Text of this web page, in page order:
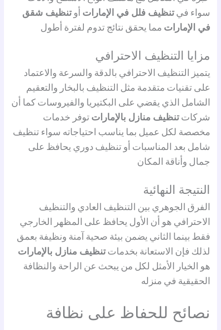
سواء فيتنظيف فلل في الإمارات أوتنظيف شقق
في الإمارات مما يحقق نتائج تدوم لفترة أطول
مزايا التنظيف الاحترافي
يتميز التنظيف الاحترافي بالدقة والسرعة والاعتماد
على تقنيات متقدمة مثل التنظيف بالبخار والتعقيم
الشامل الذي يقضي على البكتيريا والفيروسات كما أن
شركاتتنظيف منازل بالإمارات توفر خدمات
مخصصة لكل عميل بما يناسب احتياجاته سواء تنظيف
شامل بعد المناسبات أو تنظيف دوري يحافظ على
جمال وأناقة المكان
النتيجة النهائية
الفرق الجوهري بين التنظيف العادي والتنظيف
الاحترافي هو أن الأول يحافظ على المظهر الخارجي
فقط بينما الثاني يضمن بيئة صحية آمنة ونظيفة بعمق
لذلك فإن الاستعانة بخدماتتنظيف منازل بالإمارات
هو الخيار الأمثل لكل من يبحث عن الراحة والنظافة
الحقيقية في منزله
نصائح للحفاظ على نظافة